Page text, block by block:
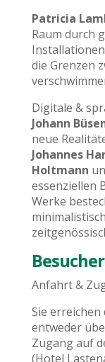
Patricia
Raum durch
die Grenzen
Digitale &
Johann
neue
Johannes
Holtmann
essenziellen
Werke
Anfahrt &
Sie erreichen
entweder
Zugang auf
(Hotel